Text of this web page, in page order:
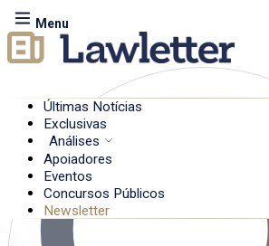
Menu
Últimas Notícias
Exclusivas
Análises
Apoiadores
Eventos
Concursos Públicos
Newsletter